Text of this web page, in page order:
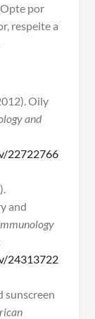
por
respeite a
Oily
and
22722766
and
24313722
sunscreen